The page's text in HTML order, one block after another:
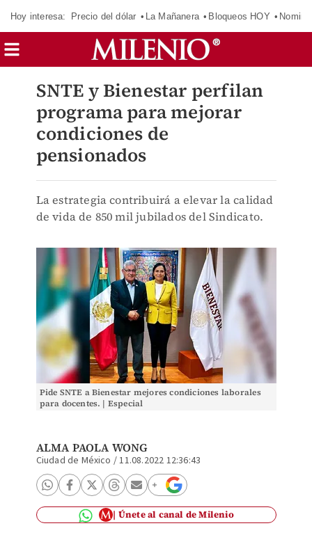
Hoy interesa: Precio del dólar La Mañanera Bloqueos HOY
SNTE y Bienestar perfilan
programa para mejorar
condiciones de
pensionados
La estrategia contribuirá a elevar la calidad
de vida de 850 mil jubilados del Sindicato.
Pide SNTE a Bienestar mejores condiciones laborales
para docentes. | Especial
ALMA PAOLA WONG
Ciudad de México /11.08.2022 12:36:43
Únete al canal de Milenio